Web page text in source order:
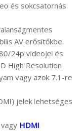
és sokcsatornás
AV erősítőkbe.
24p videojel és
High Resolution
vagy azok 7.1-re
jelek lehetséges
HDMI